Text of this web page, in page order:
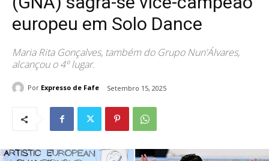
europeu em Solo Dance
Maria Rita Gonçalves, também do Grupo Nun'Álvares,
alcançou o 4º lugar.
Por Expresso de Fafe Setembro 15, 2025